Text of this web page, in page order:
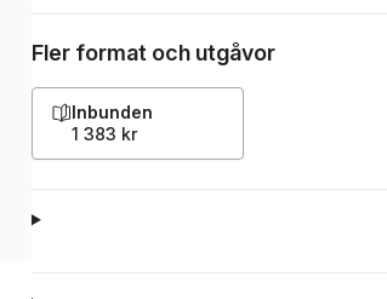
Fler format och utgåvor
Inbunden
1 383 kr